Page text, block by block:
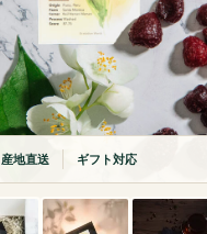
産地直送 ギフト対応